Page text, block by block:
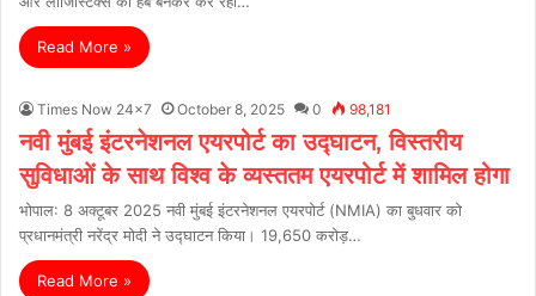
Read More »
Times Now 24x7 October 8, 2025 0 98,181
नवी मुंबई इंटरनेशनल एयरपोर्ट का उद्घाटन, विस्तरीय
सुविधाओं के साथ विश्व के व्यस्ततम एयरपोर्ट में शामिल होगा
भोपाल: 8 अक्टूबर 2025 नवी मुंबई इंटरनेशनल एयरपोर्ट (NMIA) का बुधवार को
प्रधानमंत्री नरेंद्र मोदी ने उद्घाटन किया। 19,650 करोड़…
Read More »